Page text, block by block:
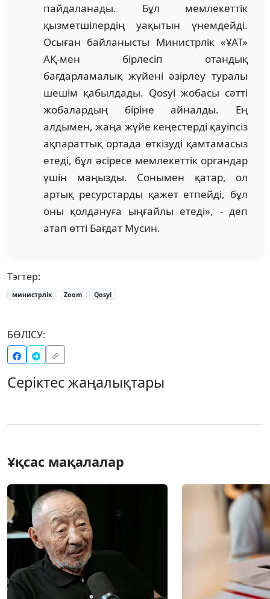
пайдаланады. Бұл мемлекеттік
қызметшілердің уақытын үнемдейді.
Осыған байланысты Министрлік «ҰАТ»
АҚ-мен бірлесіп отандық
бағдарламалық жүйені әзірлеу туралы
шешім қабылдады. Qosyl жобасы сәтті
жобалардың біріне айналды. Ең
алдымен, жаңа жүйе кеңестерді қауіпсіз
ақпараттық ортада өткізуді қамтамасыз
етеді, бұл әсіресе мемлекеттік органдар
үшін маңызды. Сонымен қатар, ол
артық ресурстарды қажет етпейді, бұл
оны қолдануға ыңғайлы етеді», - деп
атап өтті Бағдат Мусин.
Тэгтер:
министрлік Zoom Qosyl
БӨЛІСУ:
Серіктес жаңалықтары
Ұқсас мақалалар